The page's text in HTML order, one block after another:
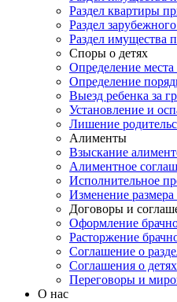
Раздел квартиры
Раздел
Раздел имущества
Споры о детях
Определение места
Определение
Выезд ребенка за
Установление и
Лишение
Алименты
Взыскание
Алиментное
Исполнительное
Изменение размера
Договоры и
Оформление
Расторжение
Соглашение о
Соглашения о детях
Переговоры и
О нас